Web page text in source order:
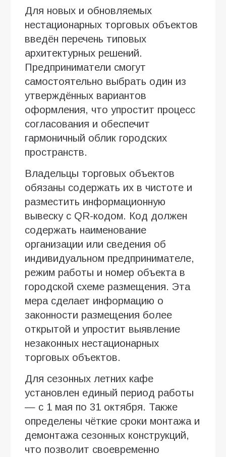
Для новых и обновляемых
нестационарных торговых объектов
введён перечень типовых
архитектурных решений.
Предприниматели смогут
самостоятельно выбрать один из
утверждённых вариантов
оформления, что упростит процесс
согласования и обеспечит
гармоничный облик городских
пространств.
Владельцы торговых объектов
обязаны содержать их в чистоте и
разместить информационную
вывеску с QR-кодом. Код должен
содержать наименование
организации или сведения об
индивидуальном предпринимателе,
режим работы и номер объекта в
городской схеме размещения. Эта
мера сделает информацию о
законности размещения более
открытой и упростит выявление
незаконных нестационарных
торговых объектов.
Для сезонных летних кафе
установлен единый период работы
— с 1 мая по 31 октября. Также
определены чёткие сроки монтажа и
демонтажа сезонных конструкций,
что позволит своевременно